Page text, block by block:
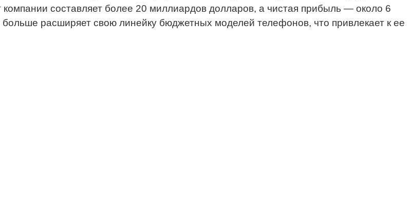
составляет более 20 миллиардов долларов, а чистая прибыль — около 6
расширяет свою линейку бюджетных моделей телефонов, что привлекает к ее